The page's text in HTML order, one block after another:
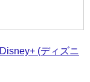
Disney+ (ディズニ